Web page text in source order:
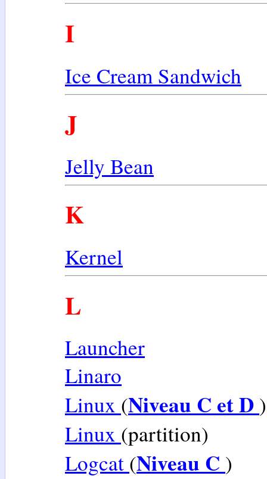
I
Ice Cream Sandwich
J
Jelly Bean
K
Kernel
L
Launcher
Linaro
Linux (Niveau C et D )
Linux (partition)
Logcat (Niveau C )